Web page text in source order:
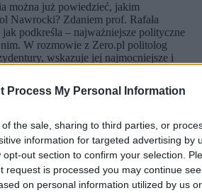
Process My Personal Information
the sale, sharing to third parties, or
information for targeted advertising by
opt-out section to confirm your selection.
request is processed you may continue
on personal information utilized by us or
można już powiedzieć, jakim
Nawrocki? Zdaniem prof. Rafała
podkreśla – najważniejsze polityczne
W rozmowie z Zero.pl politolog
wskazuje jej najmocniejsze i